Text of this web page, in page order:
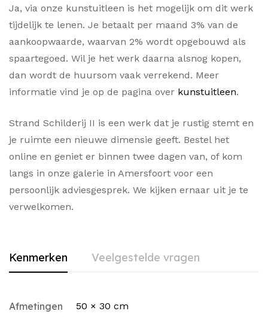
Ja, via onze kunstuitleen is het mogelijk om dit werk
tijdelijk te lenen. Je betaalt per maand 3% van de
aankoopwaarde, waarvan 2% wordt opgebouwd als
spaartegoed. Wil je het werk daarna alsnog kopen,
dan wordt de huursom vaak verrekend. Meer
informatie vind je op de pagina over kunstuitleen.
Strand Schilderij II is een werk dat je rustig stemt en
je ruimte een nieuwe dimensie geeft. Bestel het
online en geniet er binnen twee dagen van, of kom
langs in onze galerie in Amersfoort voor een
persoonlijk adviesgesprek. We kijken ernaar uit je te
verwelkomen.
Kenmerken Veelgestelde vragen
Afmetingen 50 × 30 cm